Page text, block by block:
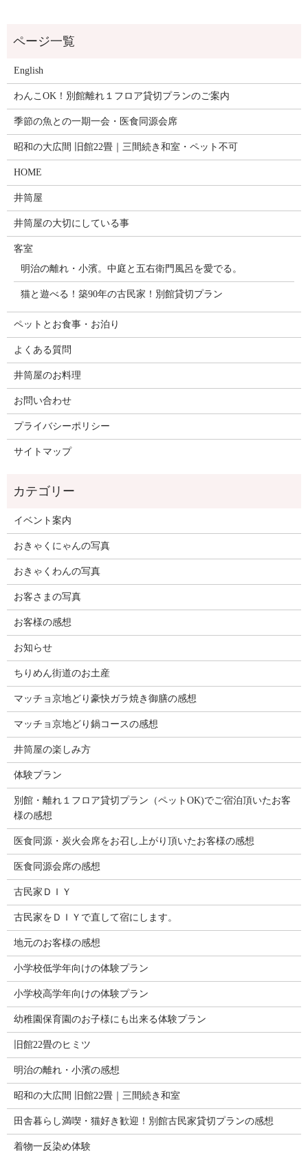
English
わんこOK！別館離れ１フロア貸切プランのご案内
季節の魚との一期一会・医食同源会席
昭和の大広間 旧館22畳｜三間続き和室・ペット不可
HOME
井筒屋
井筒屋の大切にしている事
客室
明治の離れ・小濱。中庭と五右衛門風呂を愛でる。
猫と遊べる！築90年の古民家！別館貸切プラン
ペットとお食事・お泊り
よくある質問
井筒屋のお料理
お問い合わせ
プライバシーポリシー
サイトマップ
イベント案内
おきゃくにゃんの写真
おきゃくわんの写真
お客さまの写真
お客様の感想
お知らせ
ちりめん街道のお土産
マッチョ京地どり豪快ガラ焼き御膳の感想
マッチョ京地どり鍋コースの感想
井筒屋の楽しみ方
体験プラン
別館・離れ１フロア貸切プラン（ペットOK)でご宿泊頂いたお客
様の感想
医食同源・炭火会席をお召し上がり頂いたお客様の感想
医食同源会席の感想
古民家ＤＩＹ
古民家をＤＩＹで直して宿にします。
地元のお客様の感想
小学校低学年向けの体験プラン
小学校高学年向けの体験プラン
幼稚園保育園のお子様にも出来る体験プラン
旧館22畳のヒミツ
明治の離れ・小濱の感想
昭和の大広間 旧館22畳｜三間続き和室
田舎暮らし満喫・猫好き歓迎！別館古民家貸切プランの感想
着物一反染め体験